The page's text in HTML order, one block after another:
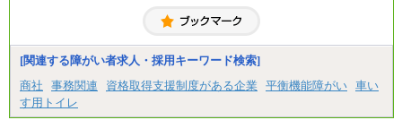
■(株)JTBコミュニケーションデザイン
総合職 月給230,000円
みなし残業手当：20,000円（一律支給）※みなし
残業手当の残業時間は10.43時間。
間に応じて、時間外手当等を支給。
[関連する障がい者求人・採用キーワード検索]
商社
事務関連 資格取得支援制度がある企業 平衡機能障がい 車い
す用トイレ